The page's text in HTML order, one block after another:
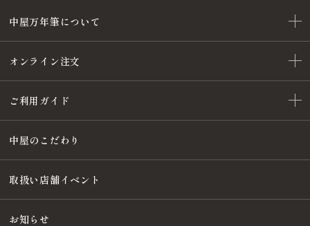
中屋万年筆について
オンライン注文
ご利用ガイド
中屋のこだわり
取扱い店舗イベント
お知らせ